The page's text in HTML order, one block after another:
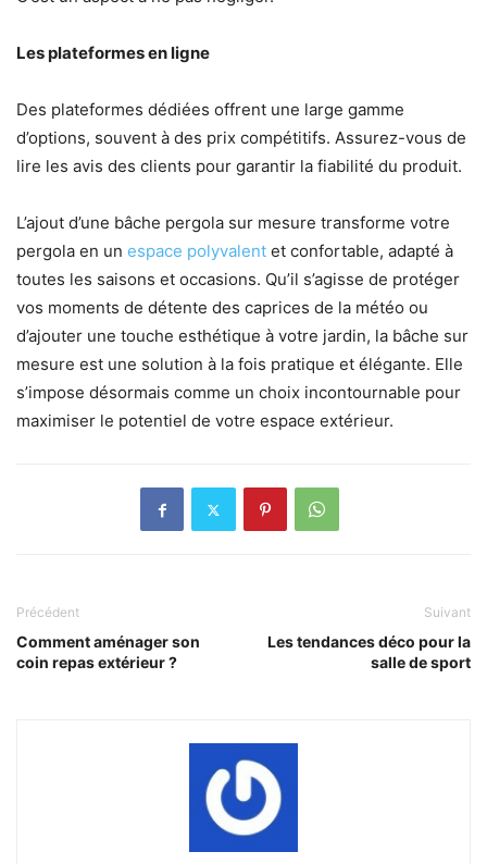
Les plateformes en ligne
Des plateformes dédiées offrent une large gamme
d’options, souvent à des prix compétitifs. Assurez-vous de
lire les avis des clients pour garantir la fiabilité du produit.
L’ajout d’une bâche pergola sur mesure transforme votre
pergola en un espace polyvalent et confortable, adapté à
toutes les saisons et occasions. Qu’il s’agisse de protéger
vos moments de détente des caprices de la météo ou
d’ajouter une touche esthétique à votre jardin, la bâche sur
mesure est une solution à la fois pratique et élégante. Elle
s’impose désormais comme un choix incontournable pour
maximiser le potentiel de votre espace extérieur.
Précédent
Comment aménager son
coin repas extérieur ?
Suivant
Les tendances déco pour la
salle de sport